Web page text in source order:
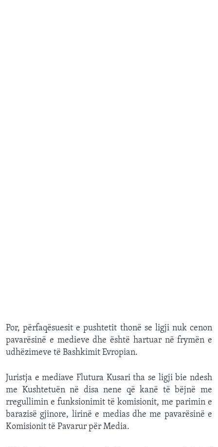
Por, përfaqësuesit e pushtetit thonë se ligji nuk cenon
pavarësinë e medieve dhe është hartuar në frymën e
udhëzimeve të Bashkimit Evropian.
Juristja e mediave Flutura Kusari tha se ligji bie ndesh
me Kushtetuën në disa nene që kanë të bëjnë me
rregullimin e funksionimit të komisionit, me parimin e
barazisë gjinore, lirinë e medias dhe me pavarësinë e
Komisionit të Pavarur për Media.